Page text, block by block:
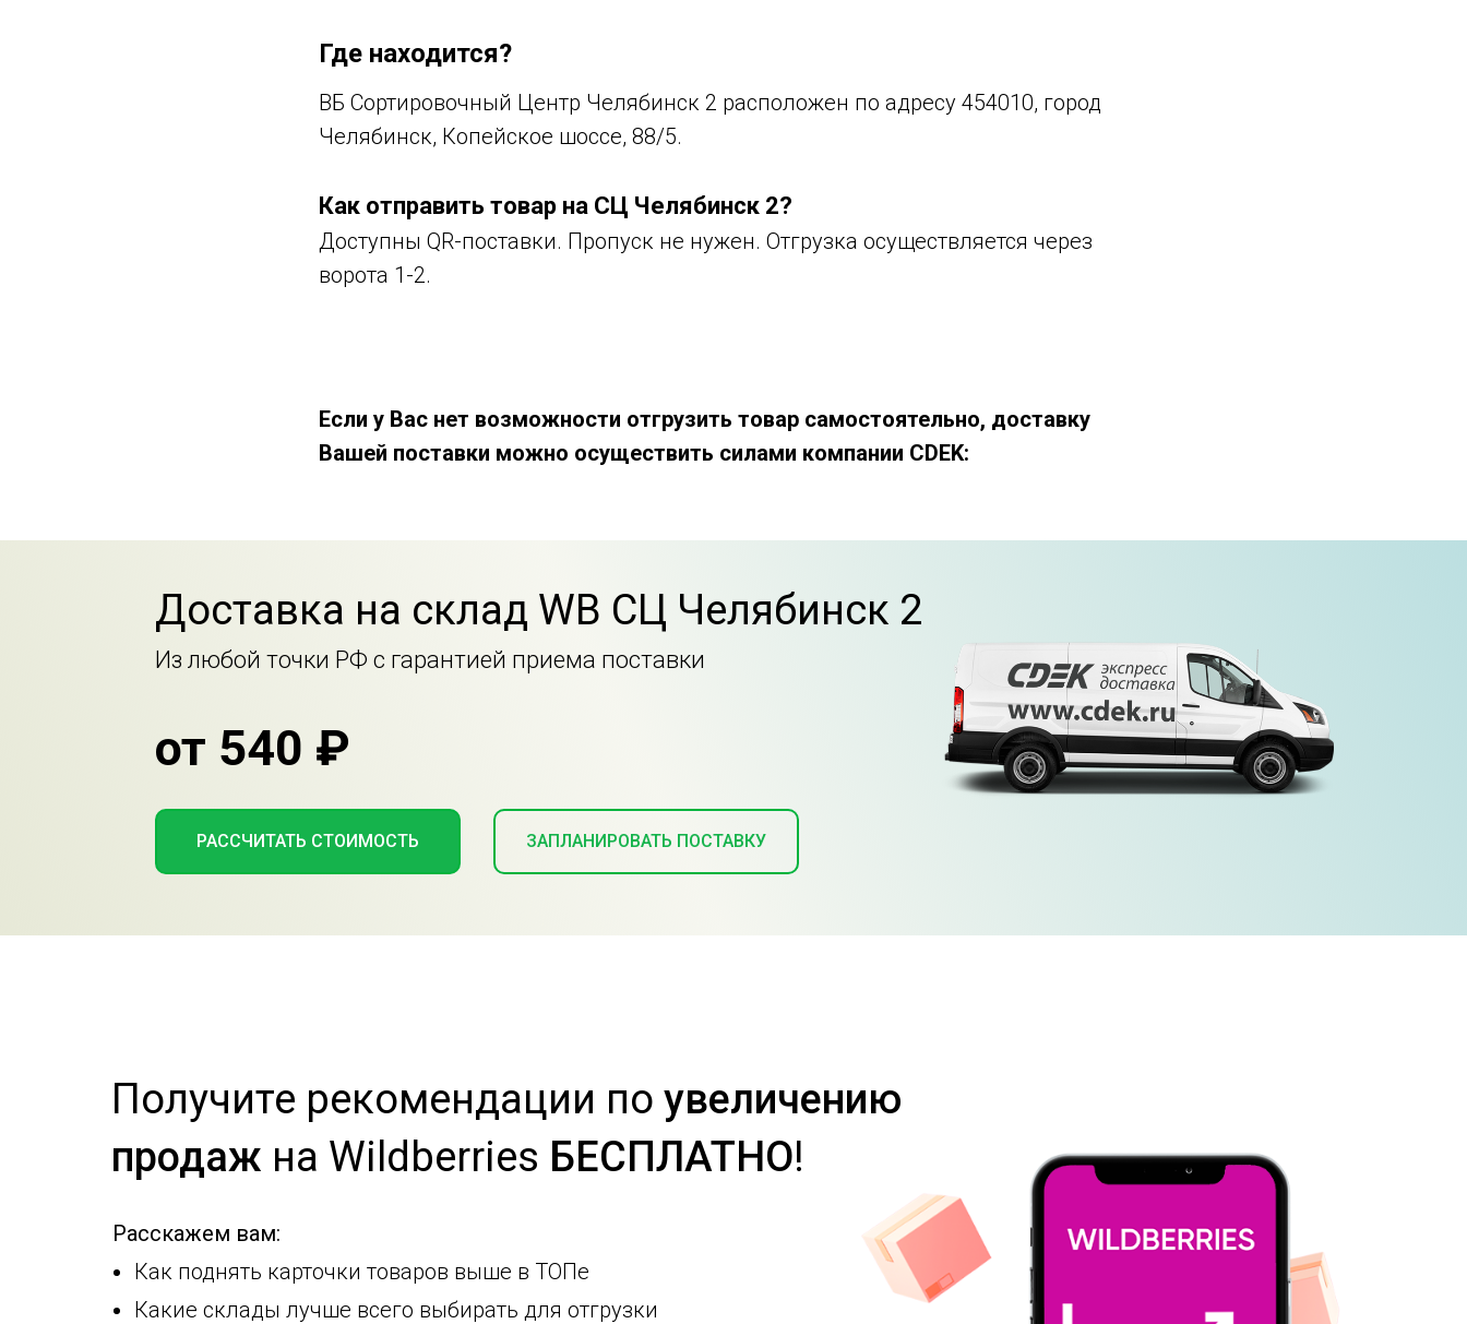
Где находится?
ВБ Сортировочный Центр Челябинск 2 расположен по адресу 454010, город
Челябинск, Копейское шоссе, 88/5.
Как отправить товар на СЦ Челябинск 2?
Доступны QR-поставки. Пропуск не нужен. Отгрузка осуществляется через
ворота 1-2.
Если у Вас нет возможности отгрузить товар самостоятельно, доставку
Вашей поставки можно осуществить силами компании CDEK:
Доставка на склад WB СЦ Челябинск 2
Из любой точки РФ с гарантией приема поставки
РАССЧИТАТЬ СТОИМОСТЬ ЗАПЛАНИРОВАТЬ ПОСТАВКУ
от 540 ₽
Расскажем вам:
Как поднять карточки товаров выше в ТОПе
Какие склады лучше всего выбирать для отгрузки
Получите рекомендации по увеличению
продаж на Wildberries БЕСПЛАТНО!